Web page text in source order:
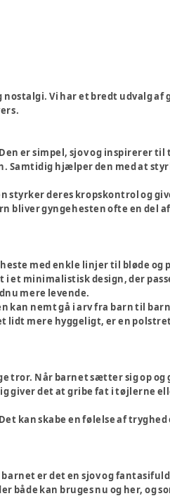
Vi har et bredt udvalg af
er simpel, sjov og inspirerer til
Samtidig hjælper den med at
styrker deres kropskontrol og
bliver gyngehesten ofte en del
med enkle linjer til bløde og
et minimalistisk design, der
mere levende.
kan nemt gå i arv fra barn til
lidt mere hyggeligt, er en
tror. Når barnet sætter sig op
giver det at gribe fat i tøjlerne
kan skabe en følelse af tryghed
er det en sjov og
kan bruges nu og her, og